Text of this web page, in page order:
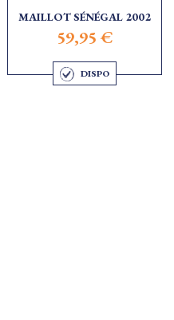
MAILLOT SÉNÉGAL 2002
59,95 €
DISPO